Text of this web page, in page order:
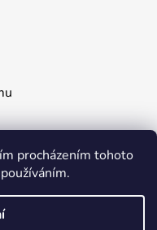
procházením tohoto
naše produkty
údajů